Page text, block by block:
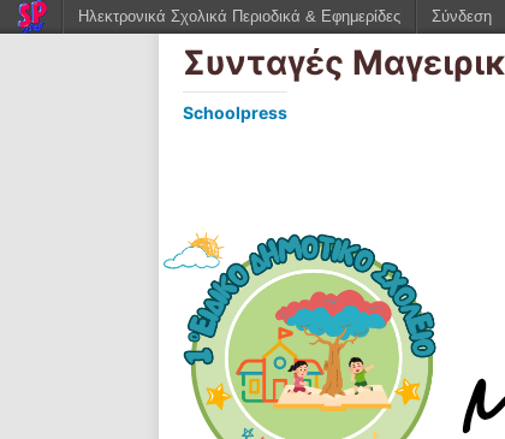
Συνταγές
Schoolpress
Ηλεκτρονικά Σχολικά Περιοδικά & Εφημερίδες Σύνδεση